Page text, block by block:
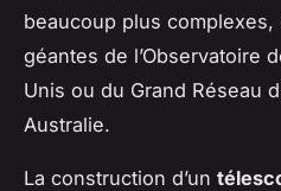
beaucoup plus complexes,
géantes de l’Observatoire
Unis ou du Grand Réseau
Australie.
La construction d’un